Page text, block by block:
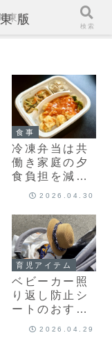
版
食事
冷凍弁当は共
働き家庭の夕
食負担を減ら
す！無理なく
と活用のコツ
2026.04.30
育児アイテム
ベビーカー照
り返し防止シ
ートのおすす
め商品｜暑さ
2026.04.29
東版
検索